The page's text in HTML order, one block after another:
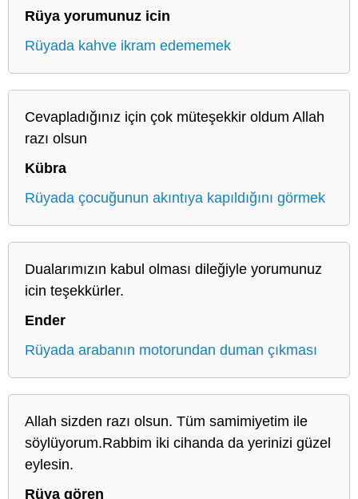
Rüya yorumunuz icin
Rüyada kahve ikram edememek
Cevapladığınız için çok müteşekkir oldum Allah
razı olsun
Kübra
Rüyada çocuğunun akıntıya kapıldığını görmek
Dualarımızın kabul olması dileğiyle yorumunuz
icin teşekkürler.
Ender
Rüyada arabanın motorundan duman çıkması
Allah sizden razı olsun. Tüm samimiyetim ile
söylüyorum.Rabbim iki cihanda da yerinizi güzel
eylesin.
Rüya gören